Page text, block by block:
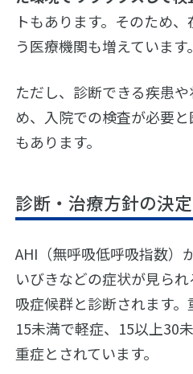
トもあります。そのため
う医療機関も増えています。
ただし、診断できる疾患
め、入院での検査が必要
もあります。
診断・治療方針の決
AHI（無呼吸低呼吸指数）
いびきなどの症状が見ら
吸症候群と診断されます
15未満で軽症、15以上30
重症とされています。